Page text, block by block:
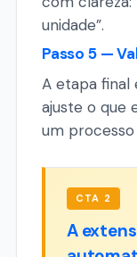
unidade”.
Passo 5 —
A etapa final
ajuste o que
um processo
CTA 2
A